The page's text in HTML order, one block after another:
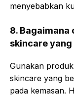
menyebabkan
8. Bagaimana
skincare yang
Gunakan
skincare yang
pada kemasan.